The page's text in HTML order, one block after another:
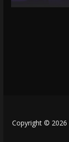
Copyright © 2026